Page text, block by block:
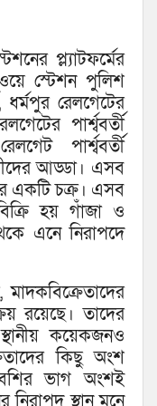
প্ল্যাটফর্মের
স্টেশন পুলিশ
ধর্মপুর রেলগেটের
পার্শ্ববর্তী
পার্শ্ববর্তী
আড্ডা। এসব
একটি চক্র। এসব
হয় গাঁজা ও
এনে নিরাপদে
মাদকবিক্রেতাদের
রয়েছে। তাদের
কয়েকজনও
কিছু অংশ
ভাগ অংশই